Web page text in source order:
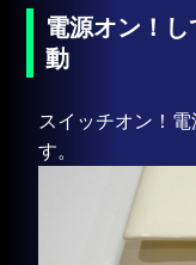
電源オン！
動
スイッチオン！
す。